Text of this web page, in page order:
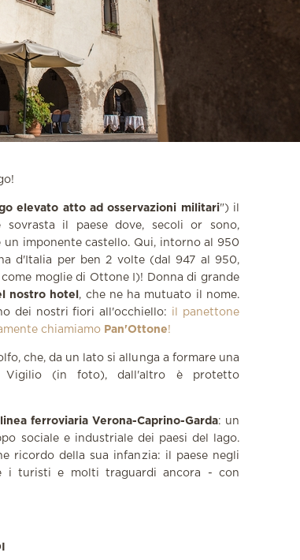
elevato atto ad osservazioni militari") il
il paese dove, secoli or sono,
un imponente castello. Qui, intorno al 950
d'Italia per ben 2 volte (dal 947 al 950,
moglie di Ottone I)! Donna di grande
nostro hotel , che ne ha mutuato il nome.
dei nostri fiori all'occhiello: il
panettone
chiamiamo Pan'Ottone!
che, da un lato si allunga a formare una
Vigilio (in foto), dall'altro è protetto
linea ferroviaria Verona-Caprino-Garda: un
sociale e industriale dei paesi del lago.
ricordo della sua infanzia: il paese negli
i turisti e molti traguardi ancora - con